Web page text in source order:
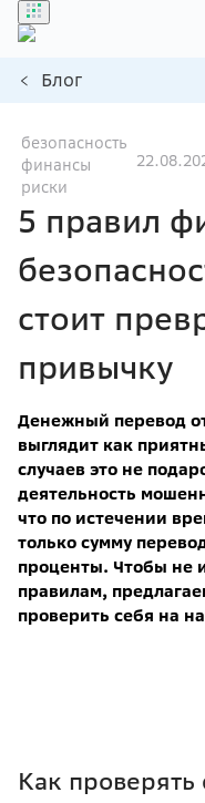
Блог
безопасность
финансы
риски
5 правил
стоит
привычку
Денежный перевод
выглядит как
случаев это не
деятельность
что по истечении
только сумму
проценты. Чтобы не
правилам,
проверить себя на
Как